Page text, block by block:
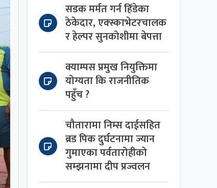
सडक मर्मत गर्न हिँडेका
ठेकेदार, एक्स्काभेटरचालक
र हेल्पर सुनकोशीमा बेपत्ता
क्याम्पस प्रमुख नियुक्तिमा
योग्यता कि राजनीतिक
पहुँच ?
चौतारामा निम्स दाईसहित
ब्रड पिक दुर्घटनामा ज्यान
गुमाएका पर्वतारोहीको
सम्झनामा दीप प्रज्वलन